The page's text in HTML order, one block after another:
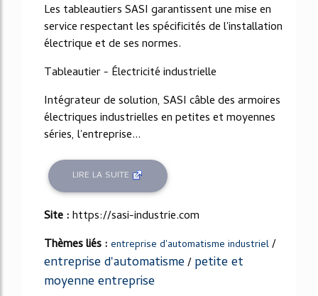
Les tableautiers SASI garantissent une mise en
service respectant les spécificités de l'installation
électrique et de ses normes.
Tableautier - Électricité industrielle
Intégrateur de solution, SASI câble des armoires
électriques industrielles en petites et moyennes
séries, l'entreprise...
LIRE LA SUITE
Site :https://sasi-industrie.com
Thèmes liés : entreprise d'automatisme industriel/
entreprise d'automatisme/petite et
moyenne entreprise